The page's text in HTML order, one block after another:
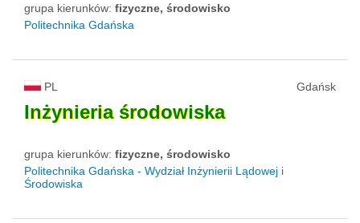
grupa kierunków: fizyczne, środowisko
Politechnika Gdańska
PL Gdańsk
Inżynieria środowiska
grupa kierunków: fizyczne, środowisko
Politechnika Gdańska - Wydział Inżynierii Lądowej i
Środowiska